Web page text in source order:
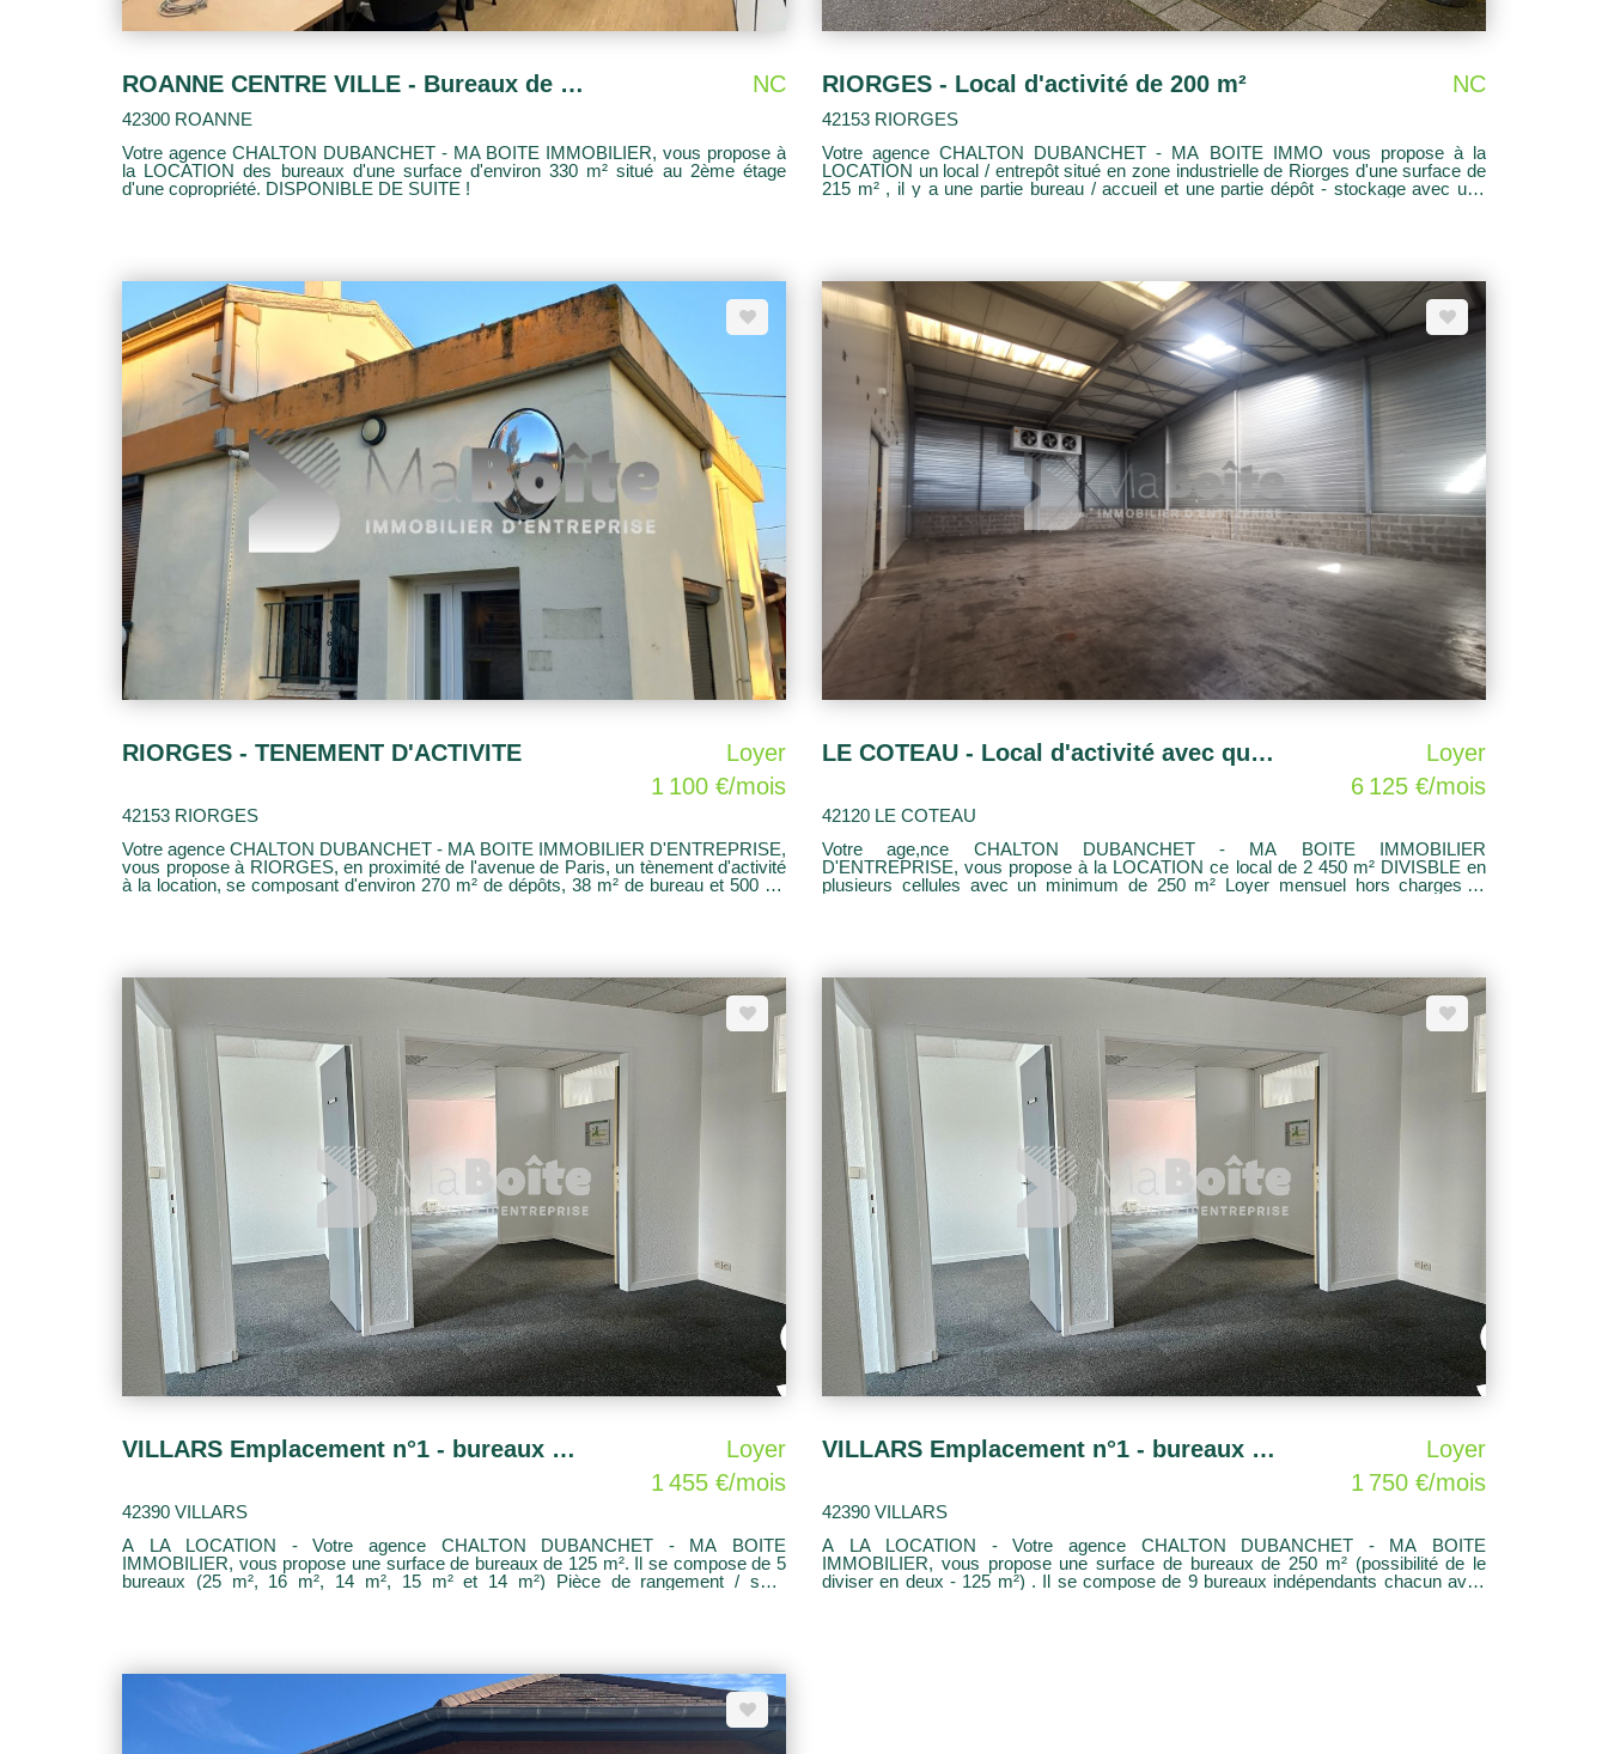
ROANNE CENTRE VILLE - Bureaux de 330 m² NC
42300 ROANNE
Votre agence CHALTON DUBANCHET - MA BOITE IMMOBILIER, vous propose à
la LOCATION des bureaux d'une surface d'environ 330 m² situé au 2ème étage
d'une copropriété. DISPONIBLE DE SUITE !
RIORGES - Local d'activité de 200 m² NC
42153 RIORGES
Votre agence CHALTON DUBANCHET - MA BOITE IMMO vous propose à la
LOCATION un local / entrepôt situé en zone industrielle de Riorges d'une surface de
215 m² , il y a une partie bureau / accueil et une partie dépôt - stockage avec une
RIORGES - TENEMENT D'ACTIVITE
Loyer
1 100 €/mois
42153 RIORGES
Votre agence CHALTON DUBANCHET - MA BOITE IMMOBILIER D'ENTREPRISE,
vous propose à RIORGES, en proximité de l'avenue de Paris, un tènement d'activité
à la location, se composant d'environ 270 m² de dépôts, 38 m² de bureau et 500 m²
LE COTEAU - Local d'activité avec quai de 2 450 m²
Loyer
6 125 €/mois
42120 LE COTEAU
Votre age,nce CHALTON DUBANCHET - MA BOITE IMMOBILIER
D'ENTREPRISE, vous propose à la LOCATION ce local de 2 450 m² DIVISBLE en
plusieurs cellules avec un minimum de 250 m² Loyer mensuel hors charges et
VILLARS Emplacement n°1 - bureaux de 125 m²
Loyer
1 455 €/mois
42390 VILLARS
A LA LOCATION - Votre agence CHALTON DUBANCHET - MA BOITE
IMMOBILIER, vous propose une surface de bureaux de 125 m². Il se compose de 5
bureaux (25 m², 16 m², 14 m², 15 m² et 14 m²) Pièce de rangement / salle
VILLARS Emplacement n°1 - bureaux de 250 m² - Possibilité de diviser en deux
Loyer
1 750 €/mois
42390 VILLARS
A LA LOCATION - Votre agence CHALTON DUBANCHET - MA BOITE
IMMOBILIER, vous propose une surface de bureaux de 250 m² (possibilité de le
diviser en deux - 125 m²) . Il se compose de 9 bureaux indépendants chacun avec